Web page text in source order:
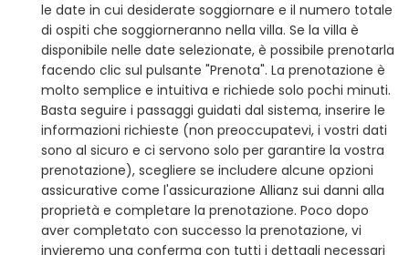
le date in cui desiderate soggiornare e il numero totale
di ospiti che soggiorneranno nella villa. Se la villa è
disponibile nelle date selezionate, è possibile prenotarla
facendo clic sul pulsante "Prenota". La prenotazione è
molto semplice e intuitiva e richiede solo pochi minuti.
Basta seguire i passaggi guidati dal sistema, inserire le
informazioni richieste (non preoccupatevi, i vostri dati
sono al sicuro e ci servono solo per garantire la vostra
prenotazione), scegliere se includere alcune opzioni
assicurative come l'assicurazione Allianz sui danni alla
proprietà e completare la prenotazione. Poco dopo
aver completato con successo la prenotazione, vi
invieremo una conferma con tutti i dettagli necessari